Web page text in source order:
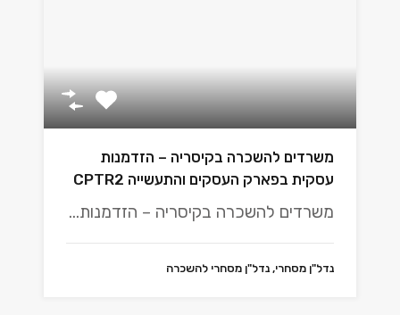
משרדים להשכרה בקיסריה – הזדמנות
עסקית בפארק העסקים והתעשייה CPTR2
משרדים להשכרה בקיסריה – הזדמנות…
נדל"ן מסחרי, נדל"ן מסחרי להשכרה